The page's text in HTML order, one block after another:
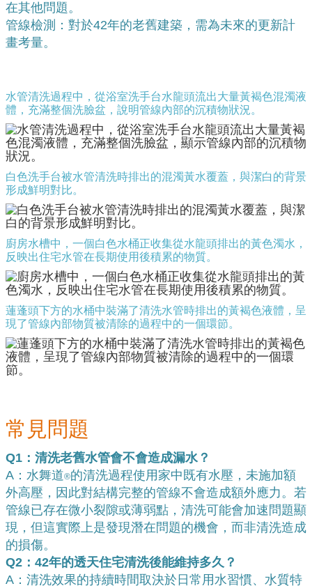
在其他問題。
管線檢測：對於42年的老舊建築，需為未來的更新計
畫考量。
水管清洗過程中，從浴室洗手台水龍頭流出大量黃褐色混濁液
體，充滿整個洗臉盆，說明管線內部的沉積物狀況。
白色洗手台被水管清洗時排出的混濁黃水覆蓋，與潔白的背景
形成鮮明對比。
廚房水槽中，一個白色水桶正收集從水龍頭排出的黃色濁水，
反映出住宅水管在長期使用後積累的物質。
蓮蓬頭下方的水桶中裝滿了清洗水管時排出的黃褐色液體，呈
現了管線內部物質被清除的過程中的一個環節。
常見問題
Q1：清洗老舊水管會不會造成漏水？
A：水舞道®的清洗過程使用家中既有水壓，未施加額
外高壓，因此對結構完整的管線不會造成額外應力。若
管線已存在微小裂隙或薄弱點，清洗可能會加速問題顯
現，但這實際上是發現潛在問題的機會，而非清洗造成
的損傷。
Q2：42年的透天住宅清洗後能維持多久？
A：清洗效果的持續時間取決於日常用水習慣、水質特